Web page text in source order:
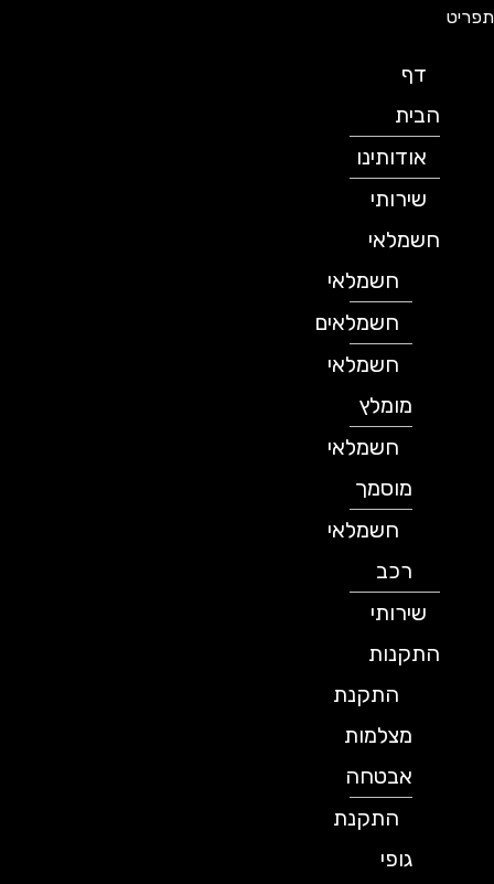
הבית
אודותינו
שירותי
חשמלאי
חשמלאי
חשמלאים
חשמלאי
מומלץ
חשמלאי
מוסמך
חשמלאי
שירותי
התקנות
התקנת
מצלמות
אבטחה
התקנת